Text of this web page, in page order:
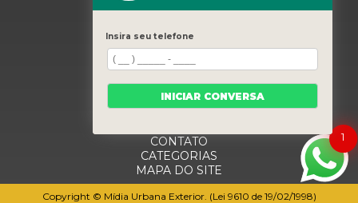
HOME
QUEM SOMOS
CONTATO
CATEGORIAS
MAPA DO SITE
Copyright © Mídia Urbana Exterior. (Lei 9610 de 19/02/1998)
1
Insira seu telefone
INICIAR CONVERSA